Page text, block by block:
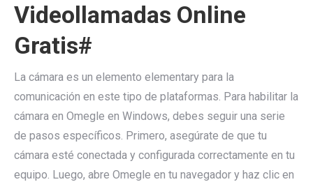
Videollamadas Online
Gratis#
La cámara es un elemento elementary para la
comunicación en este tipo de plataformas. Para habilitar la
cámara en Omegle en Windows, debes seguir una serie
de pasos específicos. Primero, asegúrate de que tu
cámara esté conectada y configurada correctamente en tu
equipo. Luego, abre Omegle en tu navegador y haz clic en